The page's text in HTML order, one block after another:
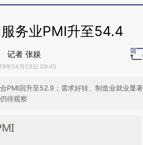
务业PMI升至54.4
记者 张娱
年04月03日 09:45
PMI回升至52.9；需求好转、制造业就业显
待观察